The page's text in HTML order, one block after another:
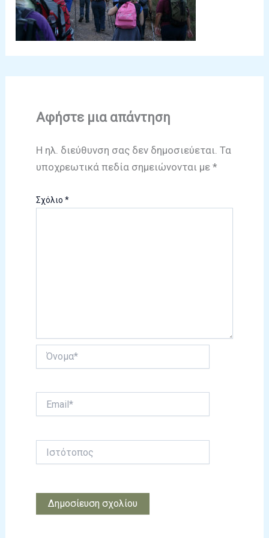
Αφήστε μια απάντηση
Η ηλ. διεύθυνση σας δεν δημοσιεύεται. Τα
υποχρεωτικά πεδία σημειώνονται με*
Σχόλιο*
Όνομα*